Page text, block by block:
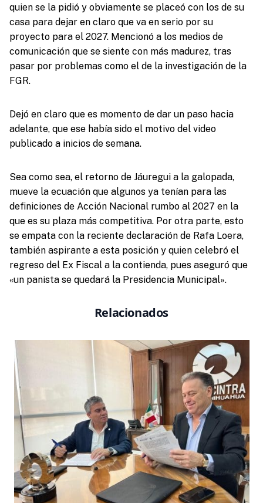
quien se la pidió y obviamente se placeó con los de su
casa para dejar en claro que va en serio por su
proyecto para el 2027. Mencionó a los medios de
comunicación que se siente con más madurez, tras
pasar por problemas como el de la investigación de la
FGR.
Dejó en claro que es momento de dar un paso hacia
adelante, que ese había sido el motivo del video
publicado a inicios de semana.
Sea como sea, el retorno de Jáuregui a la galopada,
mueve la ecuación que algunos ya tenían para las
definiciones de Acción Nacional rumbo al 2027 en la
que es su plaza más competitiva. Por otra parte, esto
se empata con la reciente declaración de Rafa Loera,
también aspirante a esta posición y quien celebró el
regreso del Ex Fiscal a la contienda, pues aseguró que
«un panista se quedará la Presidencia Municipal».
Relacionados